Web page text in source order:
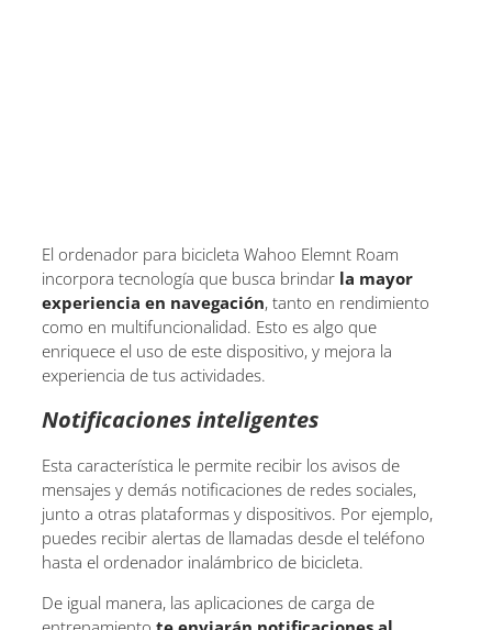
El ordenador para bicicleta Wahoo Elemnt Roam
incorpora tecnología que busca brindar la mayor
experiencia en navegación, tanto en rendimiento
como en multifuncionalidad. Esto es algo que
enriquece el uso de este dispositivo, y mejora la
experiencia de tus actividades.
Notificaciones inteligentes
Esta característica le permite recibir los avisos de
mensajes y demás notificaciones de redes sociales,
junto a otras plataformas y dispositivos. Por ejemplo,
puedes recibir alertas de llamadas desde el teléfono
hasta el ordenador inalámbrico de bicicleta.
De igual manera, las aplicaciones de carga de